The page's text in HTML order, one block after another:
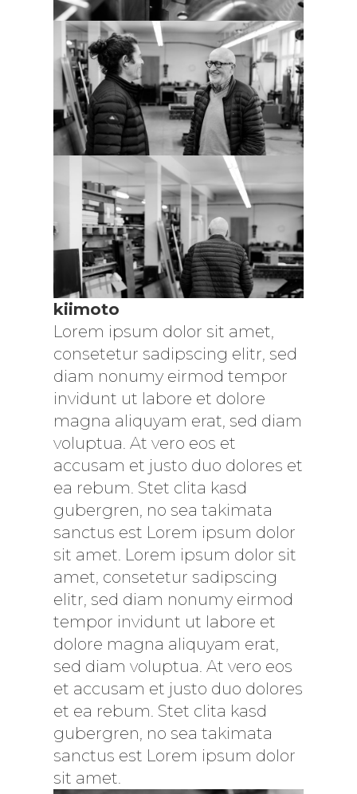
kiimoto
Lorem ipsum dolor sit amet,
consetetur sadipscing elitr, sed
diam nonumy eirmod tempor
invidunt ut labore et dolore
magna aliquyam erat, sed diam
voluptua. At vero eos et
accusam et justo duo dolores et
ea rebum. Stet clita kasd
gubergren, no sea takimata
sanctus est Lorem ipsum dolor
sit amet. Lorem ipsum dolor sit
amet, consetetur sadipscing
elitr, sed diam nonumy eirmod
tempor invidunt ut labore et
dolore magna aliquyam erat,
sed diam voluptua. At vero eos
et accusam et justo duo dolores
et ea rebum. Stet clita kasd
gubergren, no sea takimata
sanctus est Lorem ipsum dolor
sit amet.